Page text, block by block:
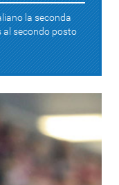
la seconda
al secondo posto